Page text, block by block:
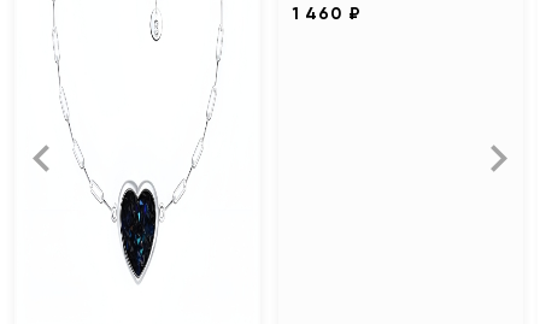
1 460 ₽